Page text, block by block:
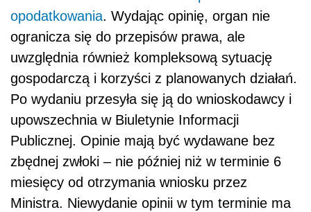
opodatkowania. Wydając opinię, organ nie
ogranicza się do przepisów prawa, ale
uwzględnia również kompleksową sytuację
gospodarczą i korzyści z planowanych działań.
Po wydaniu przesyła się ją do wnioskodawcy i
upowszechnia w Biuletynie Informacji
Publicznej. Opinie mają być wydawane bez
zbędnej zwłoki – nie później niż w terminie 6
miesięcy od otrzymania wniosku przez
Ministra. Niewydanie opinii w tym terminie ma